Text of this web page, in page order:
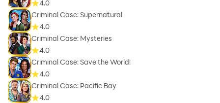
4.0
Criminal Case: Supernatural
4.0
Criminal Case: Mysteries
4.0
Criminal Case: Save the World!
4.0
Criminal Case: Pacific Bay
4.0